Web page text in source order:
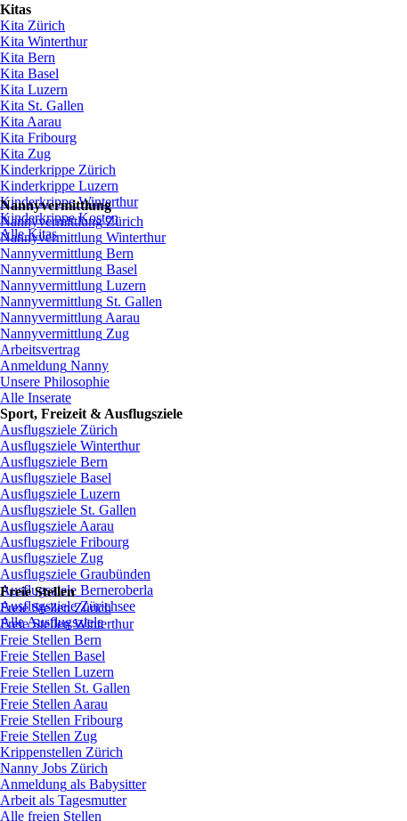
Kitas
Kita Zürich
Kita Winterthur
Kita Bern
Kita Basel
Kita Luzern
Kita St. Gallen
Kita Aarau
Kita Fribourg
Kita Zug
Kinderkrippe Zürich
Kinderkrippe Luzern
KinderkrippeWinterthur
Kinderkrippe Kosten
Alle Kitas
Nannyvermittlung
Nannyvermittlung Zürich
Nannyvermittlung Winterthur
Nannyvermittlung Bern
Nannyvermittlung Basel
Nannyvermittlung Luzern
Nannyvermittlung St. Gallen
Nannyvermittlung Aarau
Nannyvermittlung Zug
Arbeitsvertrag
Anmeldung Nanny
Unsere Philosophie
Alle Inserate
Sport, Freizeit & Ausflugsziele
Ausflugsziele Zürich
Ausflugsziele Winterthur
Ausflugsziele Bern
Ausflugsziele Basel
Ausflugsziele Luzern
Ausflugsziele St. Gallen
Ausflugsziele Aarau
Ausflugsziele Fribourg
Ausflugsziele Zug
Ausflugsziele Graubünden
Ausflugsziele Berneroberla
Ausflugsziele Zürichsee
Alle Ausflugsziele
Freie Stellen
Freie Stellen Zürich
Freie StellenWinterthur
Freie Stellen Bern
Freie Stellen Basel
Freie Stellen Luzern
Freie Stellen St. Gallen
Freie Stellen Aarau
Freie Stellen Fribourg
Freie Stellen Zug
Krippenstellen Zürich
Nanny Jobs Zürich
Anmeldung als Babysitter
Arbeit als Tagesmutter
Alle freien Stellen